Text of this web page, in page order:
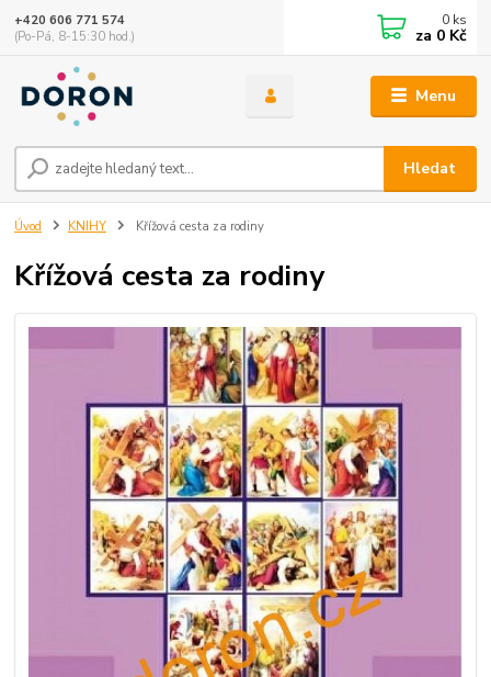
Menu
Hledat
+420 606 771 574
(Po-Pá, 8-15:30 hod.)
0 ks
za 0 Kč
Úvod KNIHY Křížová cesta za rodiny
Křížová cesta za rodiny